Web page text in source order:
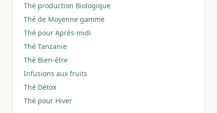
Thé production Biologique
Thé de Moyenne gamme
Thé pour Après-midi
Thé Tanzanie
Thé Bien-être
Infusions aux fruits
Thé Détox
Thé pour Hiver